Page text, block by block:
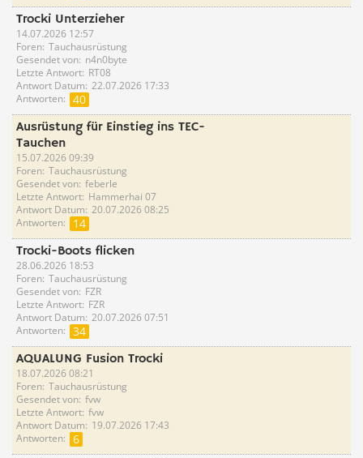
Trocki Unterzieher
14.07.2026 12:57
Foren Tauchausrüstung
Gesendet von n4n0byte
Letzte Antwort RT08
Antwort Datum 22.07.2026 17:33
Antworten
40
Ausrüstung für Einstieg ins TEC-
Tauchen
15.07.2026 09:39
Foren Tauchausrüstung
Gesendet von feberle
Letzte Antwort Hammerhai 07
Antwort Datum 20.07.2026 08:25
Antworten
14
Trocki-Boots flicken
28.06.2026 18:53
Foren Tauchausrüstung
Gesendet von FZR
Letzte Antwort FZR
Antwort Datum 20.07.2026 07:51
Antworten
34
AQUALUNG Fusion Trocki
18.07.2026 08:21
Foren Tauchausrüstung
Gesendet von fvw
Letzte Antwort fvw
Antwort Datum 19.07.2026 17:43
Antworten
6